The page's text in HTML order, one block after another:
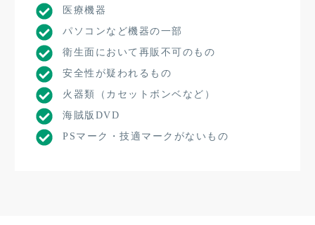
医療機器
パソコンなど機器の一部
衛生面において再販不可のもの
安全性が疑われるもの
火器類（カセットボンベなど）
海賊版DVD
PSマーク・技適マークがないもの